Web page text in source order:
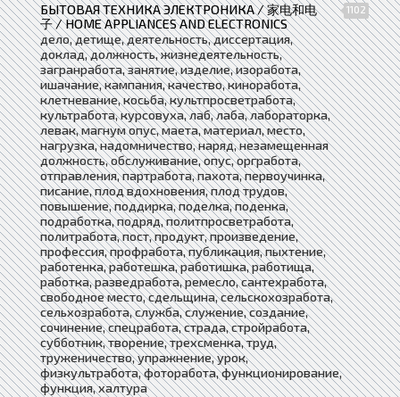
БЫТОВАЯ ТЕХНИКА ЭЛЕКТРОНИКА / 家电和电
子 / HOME APPLIANCES AND ELECTRONICS
1102
дело, детище, деятельность, диссертация,
доклад, должность, жизнедеятельность,
загранработа, занятие, изделие, изоработа,
ишачание, кампания, качество, киноработа,
клетневание, косьба, культпросветработа,
культработа, курсовуха, лаб, лаба, лабораторка,
левак, магнум опус, маета, материал, место,
нагрузка, надомничество, наряд, незамещенная
должность, обслуживание, опус, оргработа,
отправления, партработа, пахота, первоучинка,
писание, плод вдохновения, плод трудов,
повышение, поддирка, поделка, поденка,
подработка, подряд, политпросветработа,
политработа, пост, продукт, произведение,
профессия, профработа, публикация, пыхтение,
работенка, работешка, работишка, работища,
работка, разведработа, ремесло, сантехработа,
свободное место, сдельщина, сельскохозработа,
сельхозработа, служба, служение, создание,
сочинение, спецработа, страда, стройработа,
субботник, творение, трехсменка, труд,
труженичество, упражнение, урок,
физкультработа, фоторабота, функционирование,
функция, халтура